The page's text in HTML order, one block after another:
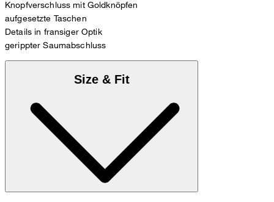
Knopfverschluss mit Goldknöpfen
aufgesetzte Taschen
Details in fransiger Optik
gerippter Saumabschluss
Size & Fit